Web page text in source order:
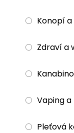
Konopí
Zdraví a
Vaping
Pleťová